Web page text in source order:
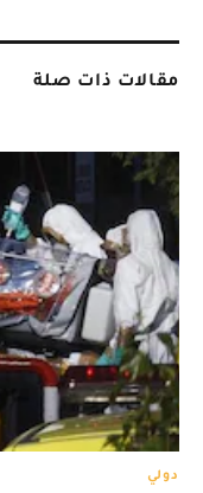
مقالات ذات صلة
دولي